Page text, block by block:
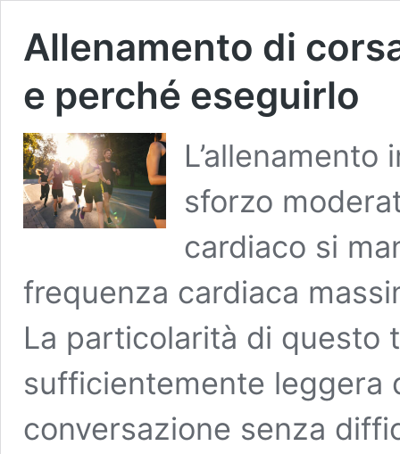
Allenamento di
e perché eseguirlo
sforzo
cardiaco si
frequenza cardiaca
La particolarità di questo
sufficientemente leggera
conversazione senza